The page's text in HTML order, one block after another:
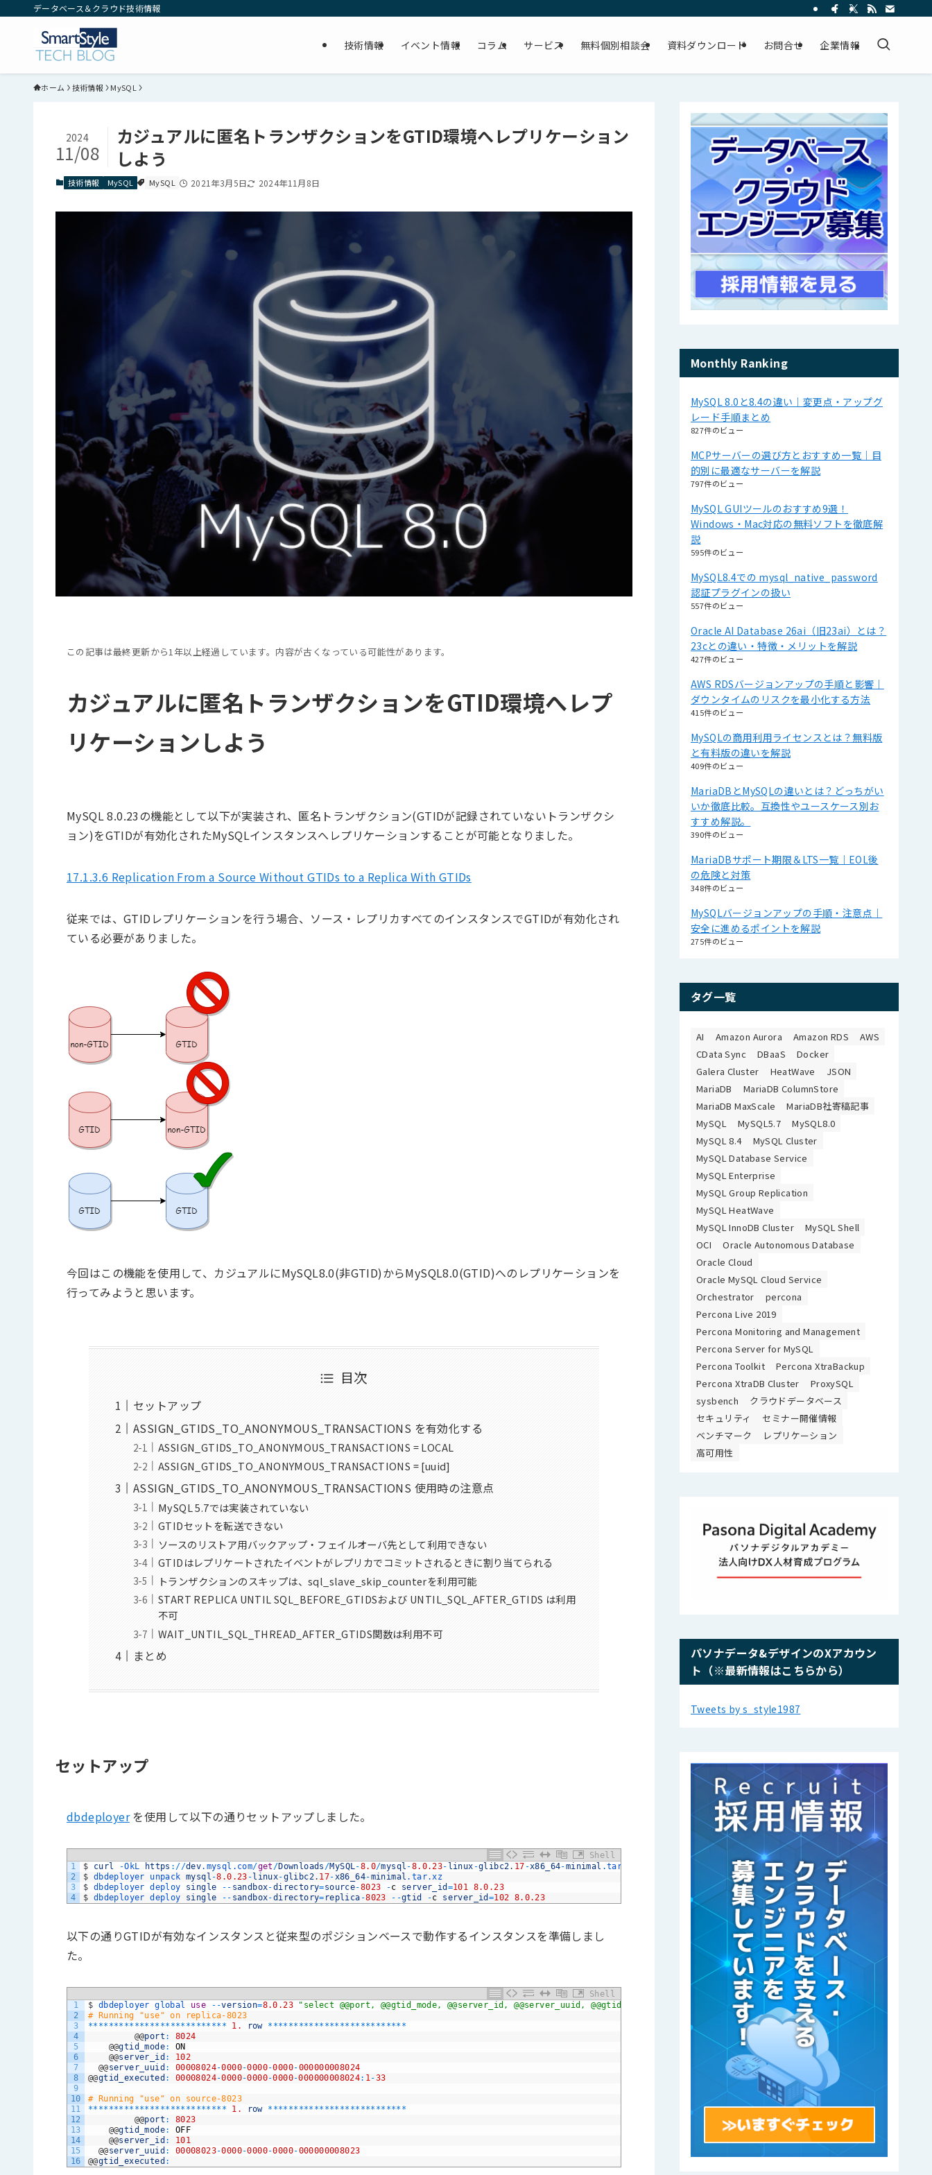
データベース＆クラウド技術情報
技術情報 イベント情報 コラム サービス 無料個別相談会 資料ダウンロード お問合せ 企業情報
ホーム 技術情報 MySQL
カジュアルに匿名トランザクションをGTID環境へレプリケーション
しよう
2024
11/08
技術情報 MySQL MySQL 2021年3月5日 2024年11月8日
この記事は最終更新から1年以上経過しています。内容が古くなっている可能性があります。
カジュアルに匿名トランザクションをGTID環境へレプ
リケーションしよう
MySQL 8.0.23の機能として以下が実装され、匿名トランザクション(GTIDが記録されていないトランザクシ
ョン)をGTIDが有効化されたMySQLインスタンスへレプリケーションすることが可能となりました。
17.1.3.6 Replication From a Source Without GTIDs to a Replica With GTIDs
従来では、GTIDレプリケーションを行う場合、ソース・レプリカすべてのインスタンスでGTIDが有効化され
ている必要がありました。
今回はこの機能を使用して、カジュアルにMySQL8.0(非GTID)からMySQL8.0(GTID)へのレプリケーションを
行ってみようと思います。
目次
セットアップ
ASSIGN_GTIDS_TO_ANONYMOUS_TRANSACTIONS を有効化する
ASSIGN_GTIDS_TO_ANONYMOUS_TRANSACTIONS = LOCAL
ASSIGN_GTIDS_TO_ANONYMOUS_TRANSACTIONS = [uuid]
ASSIGN_GTIDS_TO_ANONYMOUS_TRANSACTIONS 使用時の注意点
MySQL 5.7では実装されていない
GTIDセットを転送できない
ソースのリストア用バックアップ・フェイルオーバ先として利用できない
GTIDはレプリケートされたイベントがレプリカでコミットされるときに割り当てられる
トランザクションのスキップは、sql_slave_skip_counterを利用可能
START REPLICA UNTIL SQL_BEFORE_GTIDSおよび UNTIL_SQL_AFTER_GTIDS は利用
不可
WAIT_UNTIL_SQL_THREAD_AFTER_GTIDS関数は利用不可
まとめ
セットアップ
dbdeployerを使用して以下の通りセットアップしました。
Shell
1
2
3
4
$ curl -OkL https : //dev.mysql .com/get /Downloads /MySQL-8.0/mysql -8.0.23- linux -glibc2. 17 -x86_64-minimal .tar
$ dbdeployer unpack mysql -8.0.23 - linux-glibc2. 17-x86_64-minimal .tar.xz
$ dbdeployer deploy single -- sandbox-directory=source-8023 -c server_id =101 8.0.23
$ dbdeployer deploy single -- sandbox-directory= replica -8023 --gtid -c server_id =102 8.0.23
以下の通りGTIDが有効なインスタンスと従来型のポジションベースで動作するインスタンスを準備しまし
た。
Shell
1
2
3
4
5
6
7
8
9
10
11
12
13
14
15
16
$ dbdeployer global use --version=8.0.23
"select @@port, @@gtid_mode, @@server_id, @@server_uuid, @@gtid_executedG"
# Running "use" on replica-8023
** ** *** ** *** ** ** *** ** *** ** * 1. row * *** ** *** ** *** ** ** *** ** *** *
@@port :
8024
@@gtid_mode:
ON
@@server_id :
102
@@server_uuid : 00008024-0000-0000-0000-000000008024
@@gtid_executed : 00008024-0000-0000-0000-000000008024: 1-33
# Running "use" on source-8023
** ** *** ** *** ** ** *** ** *** ** * 1. row * *** ** *** ** *** ** ** *** ** *** *
@@port :
8023
@@gtid_mode:
OFF
@@server_id :
101
@@server_uuid : 00008023-0000-0000-0000-000000008023
@@gtid_executed :
Monthly Ranking
MySQL 8.0と8.4の違い｜変更点・アップグ
レード手順まとめ
827件のビュー
MCPサーバーの選び方とおすすめ一覧｜目
的別に最適なサーバーを解説
797件のビュー
MySQL GUIツールのおすすめ9選！
Windows・Mac対応の無料ソフトを徹底解
説
595件のビュー
MySQL8.4での mysql_native_password
認証プラグインの扱い
557件のビュー
Oracle AI Database 26ai（旧23ai）とは？
23cとの違い・特徴・メリットを解説
427件のビュー
AWS RDSバージョンアップの手順と影響｜
ダウンタイムのリスクを最小化する方法
415件のビュー
MySQLの商用利用ライセンスとは？無料版
と有料版の違いを解説
409件のビュー
MariaDBとMySQLの違いとは？どっちがい
いか徹底比較。互換性やユースケース別お
すすめ解説。
390件のビュー
MariaDBサポート期限＆LTS一覧｜EOL後
の危険と対策
348件のビュー
MySQLバージョンアップの手順・注意点｜
安全に進めるポイントを解説
275件のビュー
タグ一覧
AI Amazon Aurora Amazon RDS
AWS
CData Sync
DBaaS
Docker
Galera Cluster
HeatWave
JSON
MariaDB
MariaDB ColumnStore
MariaDB MaxScale
MariaDB社寄稿記事
MySQL
MySQL5.7
MySQL8.0
MySQL 8.4
MySQL Cluster
MySQL Database Service
MySQL Enterprise
MySQL Group Replication
MySQL HeatWave
MySQL InnoDB Cluster
MySQL Shell
OCI
Oracle Autonomous Database
Oracle Cloud
Oracle MySQL Cloud Service
Orchestrator
percona
Percona Live 2019
Percona Monitoring and Management
Percona Server for MySQL
Percona Toolkit
Percona XtraBackup
Percona XtraDB Cluster
ProxySQL
sysbench
クラウドデータベース
セキュリティ
セミナー開催情報
ベンチマーク
レプリケーション
高可用性
パソナデータ&デザインのXアカウン
ト（※最新情報はこちらから）
Tweets by s_style1987